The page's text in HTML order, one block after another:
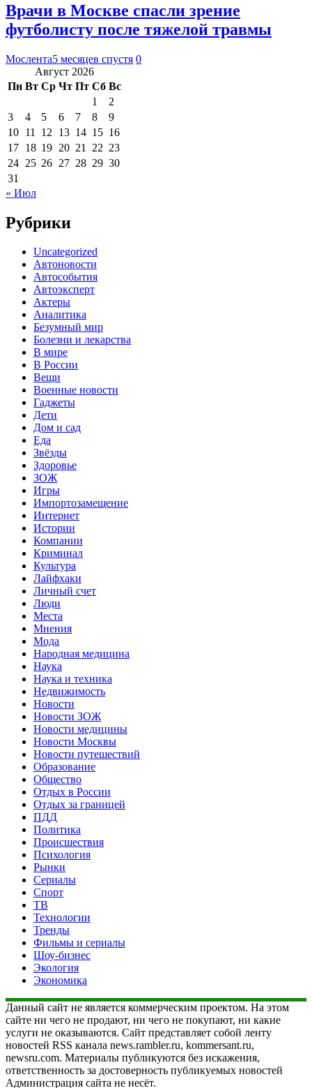
Врачи в Москве спасли зрение
футболисту после тяжелой травмы
Мослента5 месяцев спустя 0
Август 2026
Пн Вт Ср Чт Пт Сб Вс
1
2
3
4 5 6 7 8
9
10 11 12 13 14 15 16
17 18 19 20 21 22 23
24 25 26 27 28 29 30
31
« Июл
Рубрики
Uncategorized
Автоновости
Автособытия
Автоэксперт
Актеры
Аналитика
Безумный мир
Болезни и лекарства
В мире
В России
Вещи
Военные новости
Гаджеты
Дети
Дом и сад
Еда
Звёзды
Здоровье
ЗОЖ
Игры
Импортозамещение
Интернет
Истории
Компании
Криминал
Культура
Лайфхаки
Личный счет
Люди
Места
Мнения
Мода
Народная медицина
Наука
Наука и техника
Недвижимость
Новости
Новости ЗОЖ
Новости медицины
Новости Москвы
Новости путешествий
Образование
Общество
Отдых в России
Отдых за границей
ПДД
Политика
Происшествия
Психология
Рынки
Сериалы
Спорт
ТВ
Технологии
Тренды
Фильмы и сериалы
Шоу-бизнес
Экология
Экономика
Данный сайт не является коммерческим проектом. На этом
сайте ни чего не продают, ни чего не покупают, ни какие
услуги не оказываются. Сайт представляет собой ленту
новостей RSS канала news.rambler.ru, kommersant.ru,
newsru.com. Материалы публикуются без искажения,
ответственность за достоверность публикуемых новостей
Администрация сайта не несёт.